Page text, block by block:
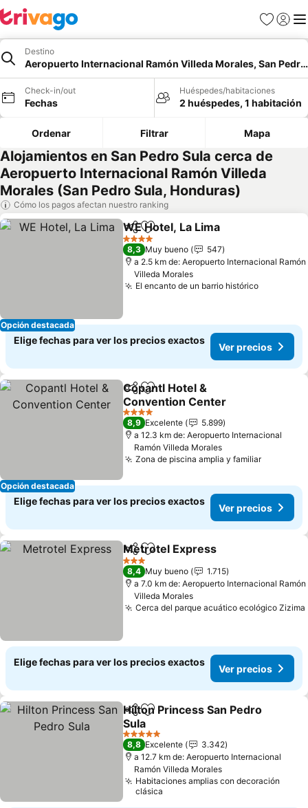
Favoritos
Iniciar
Destino
Aeropuerto Internacional Ramón Villeda Morales, San Pedro
Check-in/out
Fechas
Huéspedes/habitaciones
2 huéspedes, 1 habitación
Ordenar Filtrar Mapa
Alojamientos en San Pedro Sula cerca de
Aeropuerto Internacional Ramón Villeda
Morales (San Pedro Sula, Honduras)
Cómo los pagos afectan nuestro ranking
Opción destacada
CompartirAgregar a favoritos
WE Hotel, La Lima
4 Estrellas
8,3 Muy bueno
547
a 2.5 km de: Aeropuerto Internacional Ramón
Villeda Morales
El encanto de un barrio histórico
Elige fechas para ver los precios exactos
Ver precios
Opción destacada
CompartirAgregar a favoritos
Copantl Hotel &
Convention Center
4 Estrellas
8,9 Excelente
5.899
a 12.3 km de: Aeropuerto Internacional
Ramón Villeda Morales
Zona de piscina amplia y familiar
Elige fechas para ver los precios exactos
Ver precios
CompartirAgregar a favoritos
Metrotel Express
3 Estrellas
8,4 Muy bueno
1.715
a 7.0 km de: Aeropuerto Internacional Ramón
Villeda Morales
Cerca del parque acuático ecológico Zizima
Elige fechas para ver los precios exactos
Ver precios
CompartirAgregar a favoritos
Hilton Princess San Pedro
Sula
5 Estrellas
8,8 Excelente
3.342
a 12.7 km de: Aeropuerto Internacional
Ramón Villeda Morales
Habitaciones amplias con decoración
clásica